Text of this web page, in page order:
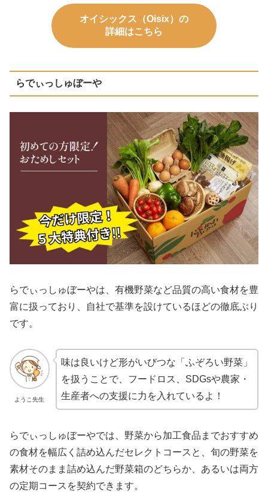
オイシックス（Oisix）の
詳細はこちら
らでぃっしゅぼーや
らでぃっしゅぼーやは、有機野菜など品質の高い食材を豊
富に扱っており、自社で基準を設けているほどの徹底ぶり
です。
ようこ先生
味は良いけど形がいびつな「ふぞろい野菜」
を扱うことで、フードロス、SDGsや農家・
生産者への支援に力を入れているよ！
らでぃっしゅぼーやでは、野菜から加工食品までおすすめ
の食材を幅広く詰め込んだセレクトコースと、旬の野菜を
素材そのまま詰め込んだ野菜箱のどちらか、あるいは両方
の定期コースを契約できます。